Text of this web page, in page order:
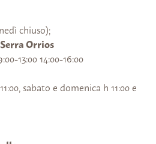
chiuso);
Orrios
13:00 14:00-16:00
sabato e domenica h 11:00 e